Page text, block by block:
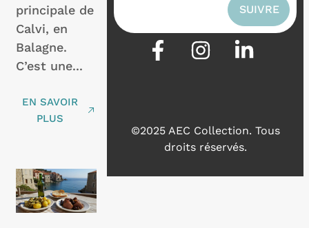
principale de
Calvi, en
Balagne.
C’est une...
EN SAVOIR
PLUS
©2025 AEC Collection. Tous
droits réservés.